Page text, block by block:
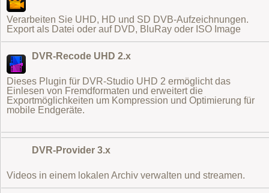
Verarbeiten Sie UHD, HD und SD DVB-Aufzeichnungen.
Export als Datei oder auf DVD, BluRay oder ISO Image
DVR-Recode UHD 2.x
Dieses Plugin für DVR-Studio UHD 2 ermöglicht das
Einlesen von Fremdformaten und erweitert die
Exportmöglichkeiten um Kompression und Optimierung für
mobile Endgeräte.
DVR-Provider 3.x
Videos in einem lokalen Archiv verwalten und streamen.